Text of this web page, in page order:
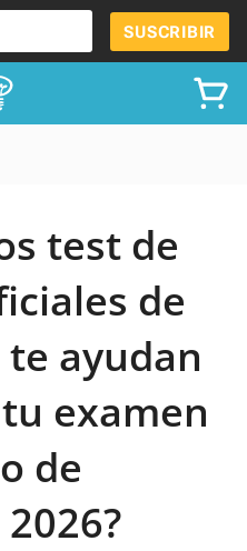
SUSCRIBIR
test de
de
te ayudan
examen
de